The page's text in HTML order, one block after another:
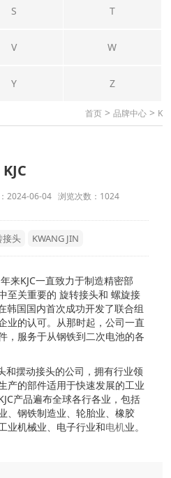
S T
V W
Y Z
首页 > 品牌中心 > K
KJC
2024-06-04 浏览次数：1024
接头 KWANG JIN
来KJC一直致力于制造精密部
至关重要的 旋转接头和 螺旋接
韩国国内首次成功开发了联合组
业的认可。从那时起，公司一直
，服务于从钢铁到二次电池的各
和摆动接头的公司，拥有行业领
产的部件适用于快速发展的工业
产品遍布全球各行各业，包括
、钢铁制造业、轮胎业、橡胶
业机械业、电子行业和电机业。